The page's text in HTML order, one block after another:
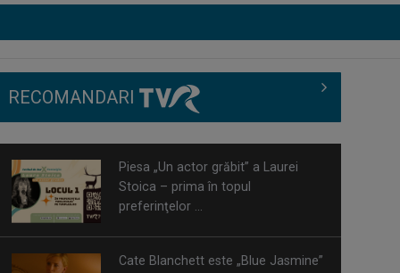
RECOMANDARI
Cate Blanchett este „Blue Jasmine”
– sâmbătă seară, la TVR 1
Spectacol total la TVR: David